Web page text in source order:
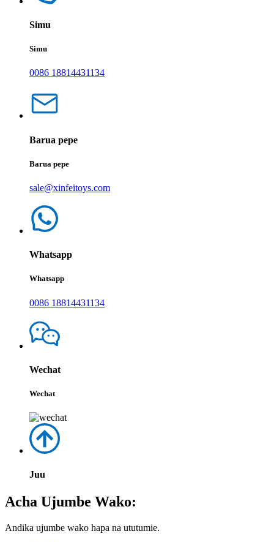
Simu
Simu
0086 18814431134
Barua pepe
Barua pepe
sale@xinfeitoys.com
Whatsapp
Whatsapp
0086 18814431134
Wechat
Wechat
Juu
Acha Ujumbe Wako:
Andika ujumbe wako hapa na ututumie.